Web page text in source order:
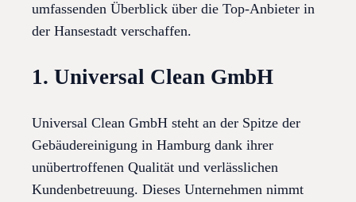
umfassenden Überblick über die Top-Anbieter in
der Hansestadt verschaffen.
1. Universal Clean GmbH
Universal Clean GmbH steht an der Spitze der
Gebäudereinigung in Hamburg dank ihrer
unübertroffenen Qualität und verlässlichen
Kundenbetreuung. Dieses Unternehmen nimmt